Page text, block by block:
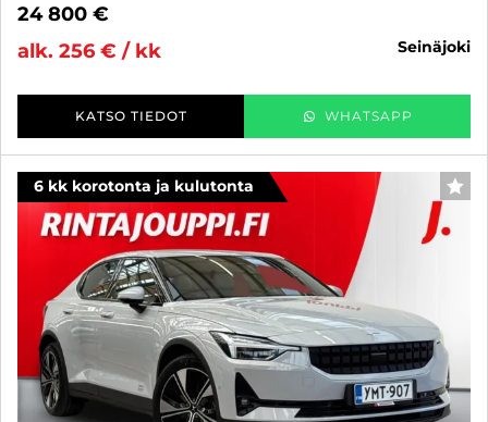
24 800 €
alk. 256 € / kk
seinäjoki
KATSO TIEDOT WHATSAPP
6 kk korotonta ja kulutonta